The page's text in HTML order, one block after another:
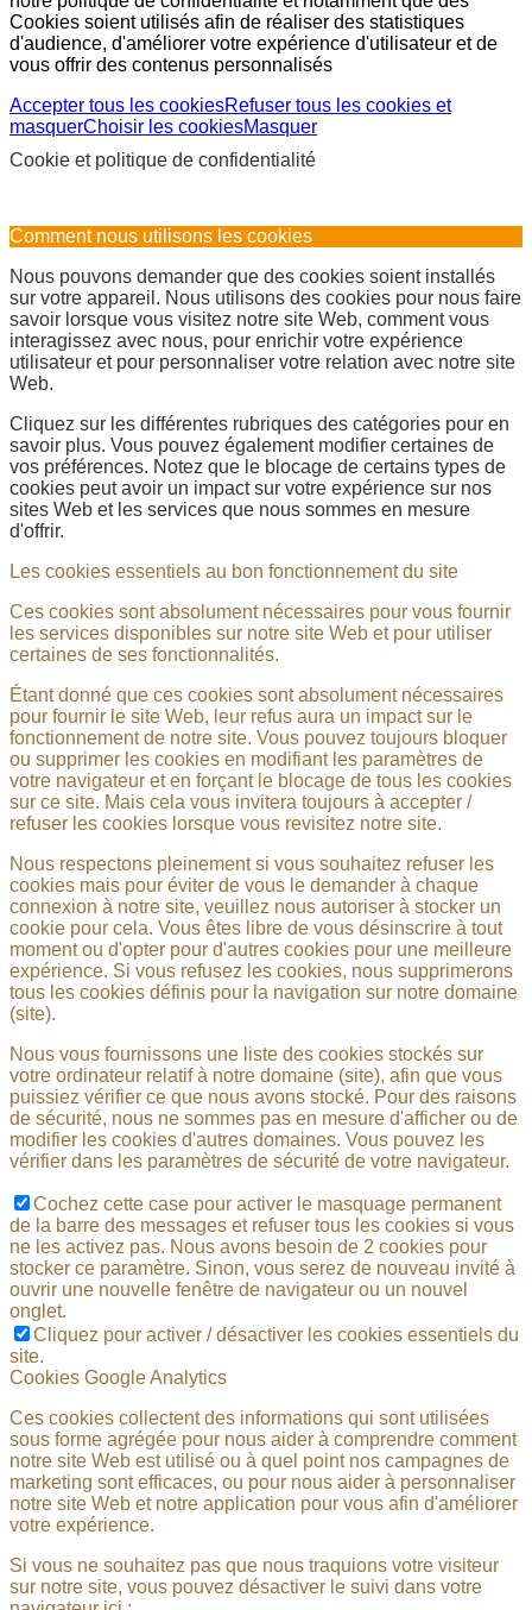
Cookies soient utilisés afin de réaliser des statistiques
d'audience, d'améliorer votre expérience d'utilisateur et de
vous offrir des contenus personnalisés
Accepter tous les cookiesRefuser tous les cookies et
masquerChoisir les cookiesMasquer
Cookie et politique de confidentialité
Comment nous utilisons les cookies
Nous pouvons demander que des cookies soient installés
sur votre appareil. Nous utilisons des cookies pour nous faire
savoir lorsque vous visitez notre site Web, comment vous
interagissez avec nous, pour enrichir votre expérience
utilisateur et pour personnaliser votre relation avec notre site
Web.
Cliquez sur les différentes rubriques des catégories pour en
savoir plus. Vous pouvez également modifier certaines de
vos préférences. Notez que le blocage de certains types de
cookies peut avoir un impact sur votre expérience sur nos
sites Web et les services que nous sommes en mesure
d'offrir.
Les cookies essentiels au bon fonctionnement du site
Ces cookies sont absolument nécessaires pour vous fournir
les services disponibles sur notre site Web et pour utiliser
certaines de ses fonctionnalités.
Étant donné que ces cookies sont absolument nécessaires
pour fournir le site Web, leur refus aura un impact sur le
fonctionnement de notre site. Vous pouvez toujours bloquer
ou supprimer les cookies en modifiant les paramètres de
votre navigateur et en forçant le blocage de tous les cookies
sur ce site. Mais cela vous invitera toujours à accepter /
refuser les cookies lorsque vous revisitez notre site.
Nous respectons pleinement si vous souhaitez refuser les
cookies mais pour éviter de vous le demander à chaque
connexion à notre site, veuillez nous autoriser à stocker un
cookie pour cela. Vous êtes libre de vous désinscrire à tout
moment ou d'opter pour d'autres cookies pour une meilleure
expérience. Si vous refusez les cookies, nous supprimerons
tous les cookies définis pour la navigation sur notre domaine
(site).
Nous vous fournissons une liste des cookies stockés sur
votre ordinateur relatif à notre domaine (site), afin que vous
puissiez vérifier ce que nous avons stocké. Pour des raisons
de sécurité, nous ne sommes pas en mesure d'afficher ou de
modifier les cookies d'autres domaines. Vous pouvez les
vérifier dans les paramètres de sécurité de votre navigateur.
Cochez cette case pour activer le masquage permanent
de la barre des messages et refuser tous les cookies si vous
ne les activez pas. Nous avons besoin de 2 cookies pour
stocker ce paramètre. Sinon, vous serez de nouveau invité à
ouvrir une nouvelle fenêtre de navigateur ou un nouvel
onglet.
Cliquez pour activer / désactiver les cookies essentiels du
site.
Cookies Google Analytics
Ces cookies collectent des informations qui sont utilisées
sous forme agrégée pour nous aider à comprendre comment
notre site Web est utilisé ou à quel point nos campagnes de
marketing sont efficaces, ou pour nous aider à personnaliser
notre site Web et notre application pour vous afin d'améliorer
votre expérience.
Si vous ne souhaitez pas que nous traquions votre visiteur
sur notre site, vous pouvez désactiver le suivi dans votre